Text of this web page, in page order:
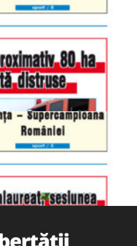
9.00 - 17.00
9.00 - 12.00